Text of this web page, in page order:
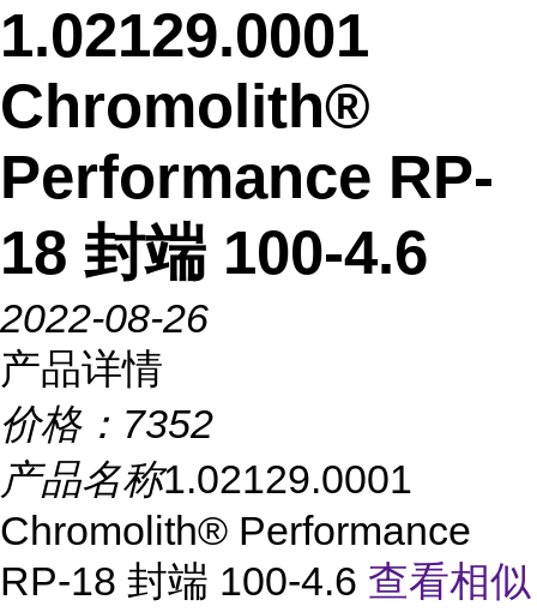
1.02129.0001
Chromolith®
Performance RP-
18 封端 100-4.6
2022-08-26
产品详情
价格： 7352
产品名称1.02129.0001
Chromolith® Performance
RP-18 封端 100-4.6 查看相似